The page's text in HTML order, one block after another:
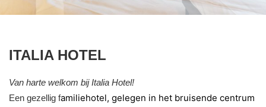
ITALIA HOTEL
Van harte welkom bij Italia Hotel!
Een gezellig familiehotel, gelegen in het bruisende centrum